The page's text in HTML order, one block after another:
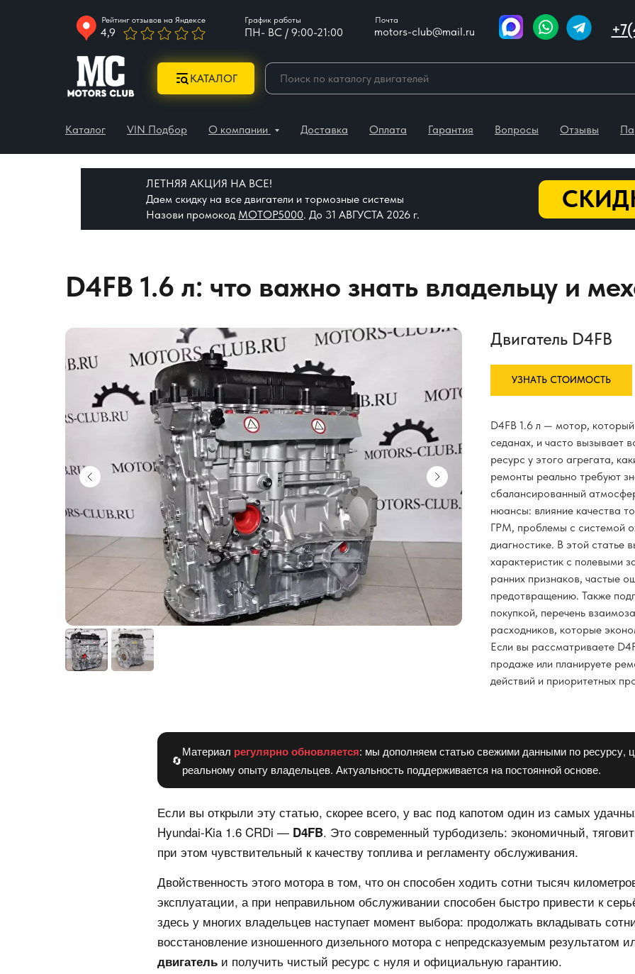
ПН- ВС / 9:00-21:00
Почта
Рейтинг отзывов на Яндексе График работы
motors-club@mail.ru
4,9
КАТАЛОГ
Каталог VIN Подбор О компании Доставка Оплата Гарантия Вопросы Отзывы
ЛЕТНЯЯ АКЦИЯ НА ВСЕ!
Даем скидку на все двигатели и тормозные системы
Назови промокод МОТОР5000. До 31 АВГУСТА 2026 г.
D4FB 1.6 л: что важно знать владельцу и
Двигатель D4FB
УЗНАТЬ СТОИМОСТЬ
D4FB 1.6 л — мотор, который
седанах, и часто вызывает
ресурс у этого агрегата,
ремонты реально требуют
сбалансированный
нюансы: влияние качества
ГРМ, проблемы с системой
диагностике. В этой статье
характеристик с полевыми
ранних признаков, частые
предотвращению. Также
покупкой, перечень
расходников, которые
Если вы рассматриваете
продаже или планируете
действий и приоритетных
🔄
Материал регулярно обновляется: мы дополняем статью свежими данными по ресурсу,
реальному опыту владельцев. Актуальность поддерживается на постоянной основе.
Если вы открыли эту статью, скорее всего, у вас под капотом один из самых
Hyundai-Kia 1.6 CRDi — D4FB. Это современный турбодизель: экономичный,
при этом чувствительный к качеству топлива и регламенту обслуживания.
Двойственность этого мотора в том, что он способен ходить сотни тысяч
эксплуатации, а при неправильном обслуживании способен быстро привести к
здесь у многих владельцев наступает момент выбора: продолжать вкладывать
восстановление изношенного дизельного мотора с непредсказуемым результатом
двигатель и получить чистый ресурс с нуля и официальную гарантию.